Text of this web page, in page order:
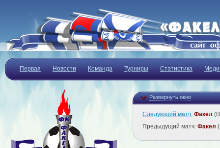
Первая Новости Команда Турниры Статистика
Развернуть окно
Следующий матч: Факел
Предыдущий матч: Факел